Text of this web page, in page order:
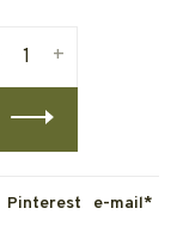
+
Pinterest e-mail*